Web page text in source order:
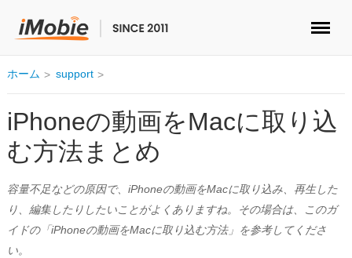
ロック解除&データ復元
データ転送
マルチメディア
便利ツール
ソリューション
ホーム support
iPhoneの動画をMacに取り込
む方法まとめ
容量不足などの原因で、iPhoneの動画をMacに取り込み、再生した
り、編集したりしたいことがよくありますね。その場合は、このガ
イドの「iPhoneの動画をMacに取り込む方法」を参考してくださ
い。